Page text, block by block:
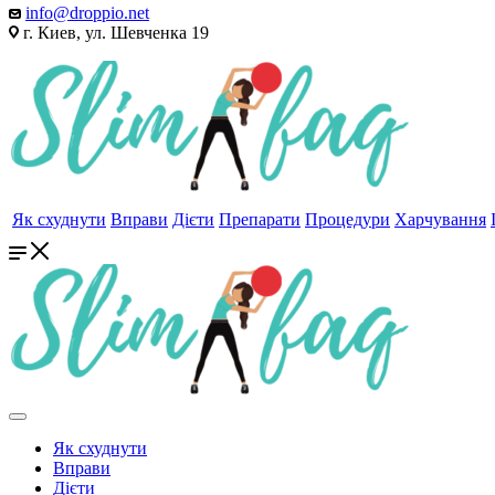
info@droppio.net
г. Киев, ул. Шевченка 19
Як схуднути Вправи Дієти Препарати Процедури Харчування
Як схуднути
Вправи
Дієти